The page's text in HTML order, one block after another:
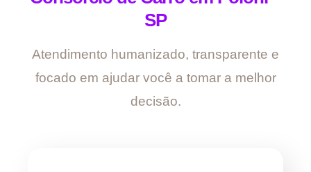
SP
Atendimento humanizado, transparente e
focado em ajudar você a tomar a melhor
decisão.